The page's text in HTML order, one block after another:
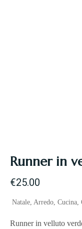
Runner in
€25.00
Natale, Arredo, Cucina,
Runner in velluto